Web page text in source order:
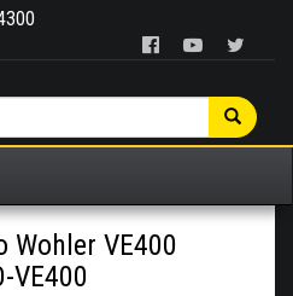
Wohler VE400
VE400